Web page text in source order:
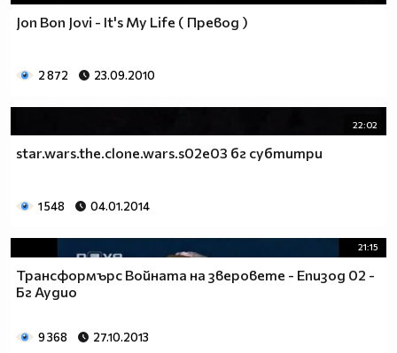
Jon Bon Jovi - It's My Life ( Превод )
2 872 23.09.2010
22:02
star.wars.the.clone.wars.s02e03 бг субтитри
1 548 04.01.2014
21:15
Трансформърс Войната на зверовете - Епизод 02 -
Бг Аудио
9 368 27.10.2013